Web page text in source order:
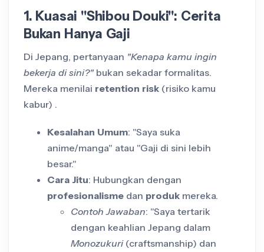
1. Kuasai "Shibou Douki": Cerita
Bukan Hanya Gaji
Di Jepang, pertanyaan "Kenapa kamu ingin
bekerja di sini?"bukan sekadar formalitas.
Mereka menilai retention risk (risiko kamu
kabur) .
Kesalahan Umum: "Saya suka
anime/manga" atau "Gaji di sini lebih
besar."
Cara Jitu: Hubungkan dengan
profesionalisme dan produk mereka.
Contoh Jawaban: "Saya tertarik
dengan keahlian Jepang dalam
Monozukuri(craftsmanship) dan